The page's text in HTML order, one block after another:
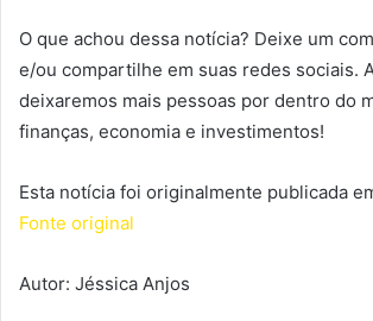
O que achou dessa notícia? Deixe um
e/ou compartilhe em suas redes sociais.
deixaremos mais pessoas por dentro do
finanças, economia e investimentos!
Esta notícia foi originalmente publicada
Fonte original
Autor: Jéssica Anjos